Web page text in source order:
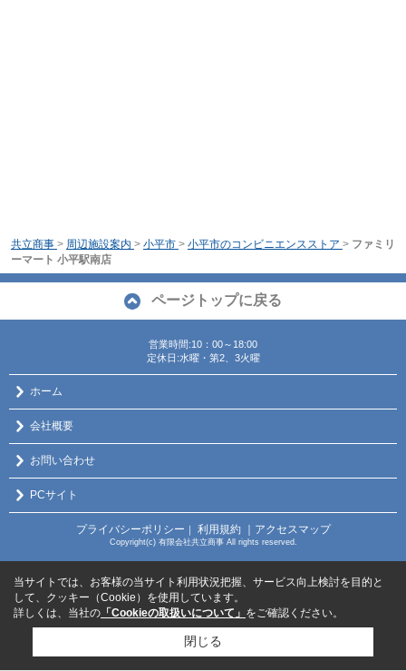
共立商事 > 周辺施設案内 > 小平市 > 小平市のコンビニエンスストア > ファミリ
ーマート 小平駅南店
ページトップに戻る
営業時間:10：00～18:00
定休日:水曜・第2、3火曜
ホーム
会社概要
お問い合わせ
PCサイト
プライバシーポリシー ｜ 利用規約 ｜アクセスマップ
Copyright(c) 有限会社共立商事 All rights reserved.
当サイトでは、お客様の当サイト利用状況把握、サービス向上検討を目的と
して、クッキー（Cookie）を使用しています。
詳しくは、当社の 「Cookieの取扱いについて」 をご確認ください。
閉じる